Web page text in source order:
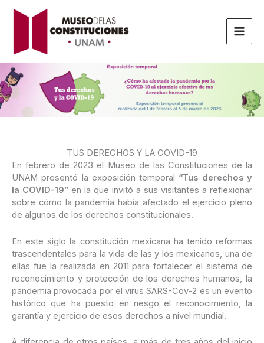
TUS DERECHOS Y LA COVID-19
En febrero de 2023 el Museo de las Constituciones de la
UNAM presentó la exposición temporal “Tus derechos y
la COVID-19” en la que invitó a sus visitantes a reflexionar
sobre cómo la pandemia había afectado el ejercicio pleno
de algunos de los derechos constitucionales.
En este siglo la constitución mexicana ha tenido reformas
trascendentales para la vida de las y los mexicanos, una de
ellas fue la realizada en 2011 para fortalecer el sistema de
reconocimiento y protección de los derechos humanos, la
pandemia provocada por el virus SARS-Cov-2 es un evento
histórico que ha puesto en riesgo el reconocimiento, la
garantía y ejercicio de esos derechos a nivel mundial.